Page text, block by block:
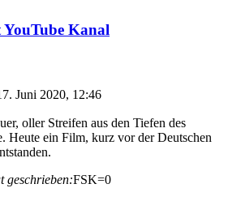
Kanal
Juni 2020, 12:46
oller Streifen aus den Tiefen des
Heute ein Film, kurz vor der Deutschen
geschrieben:FSK=0